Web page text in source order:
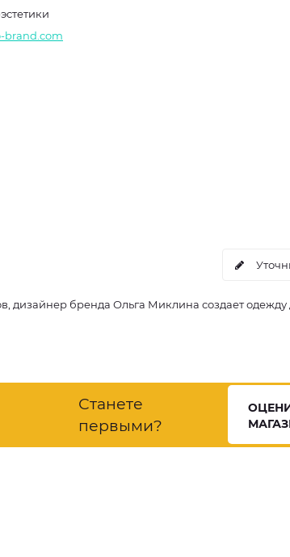
brand.com
дизайнер бренда Ольга Миклина создает
Станете
первыми?